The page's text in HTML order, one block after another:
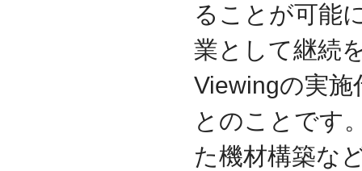
ることが可能
業として継続
Viewingの実
とのことです
た機材構築な